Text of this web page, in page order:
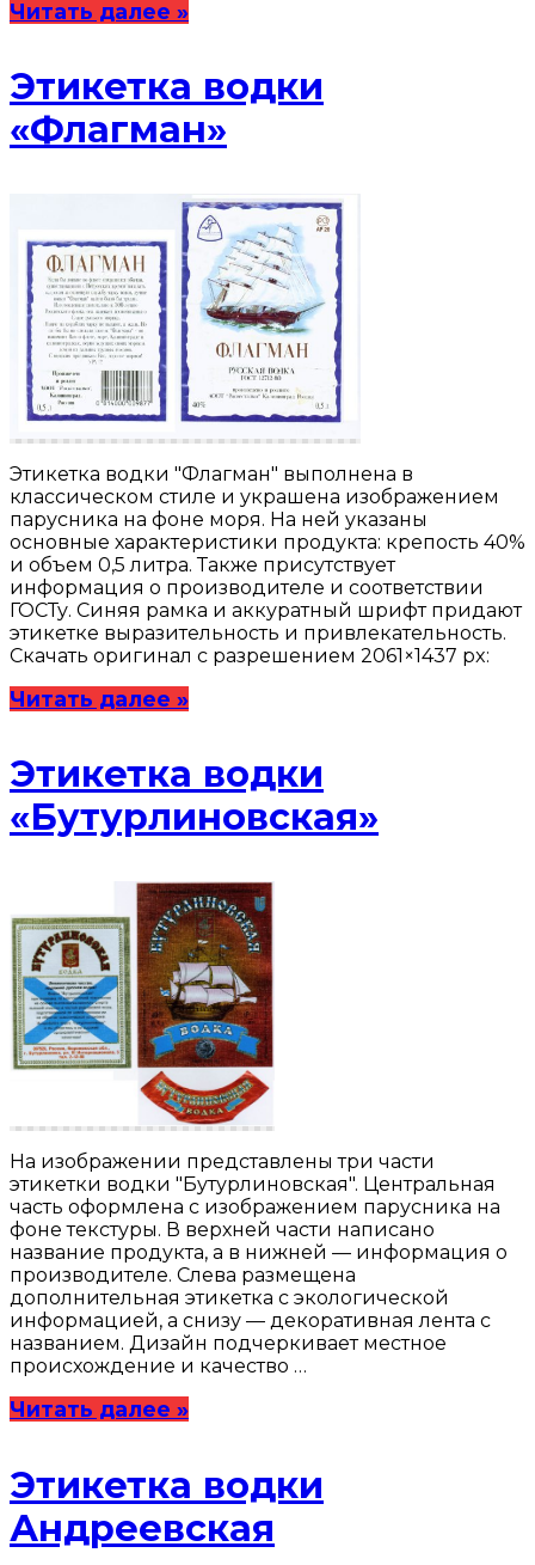
Читать далее »
Этикетка водки
«Флагман»
Этикетка водки "Флагман" выполнена в
классическом стиле и украшена изображением
парусника на фоне моря. На ней указаны
основные характеристики продукта: крепость 40%
и объем 0,5 литра. Также присутствует
информация о производителе и соответствии
ГОСТу. Синяя рамка и аккуратный шрифт придают
этикетке выразительность и привлекательность.
Скачать оригинал с разрешением 2061×1437 px:
Читать далее »
Этикетка водки
«Бутурлиновская»
На изображении представлены три части
этикетки водки "Бутурлиновская". Центральная
часть оформлена с изображением парусника на
фоне текстуры. В верхней части написано
название продукта, а в нижней — информация о
производителе. Слева размещена
дополнительная этикетка с экологической
информацией, а снизу — декоративная лента с
названием. Дизайн подчеркивает местное
происхождение и качество …
Читать далее »
Этикетка водки
Андреевская